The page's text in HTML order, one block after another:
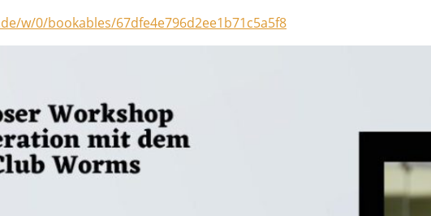
w/0/bookables/67dfe4e796d2ee1b71c5a5f8